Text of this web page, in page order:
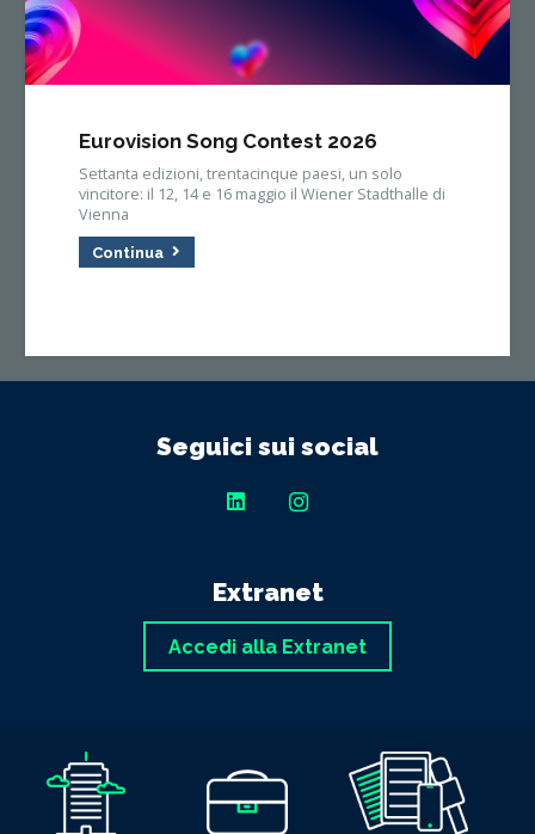
Eurovision Song Contest 2026
Settanta edizioni, trentacinque paesi, un solo
vincitore: il 12, 14 e 16 maggio il Wiener Stadthalle di
Vienna
Continua
Seguici sui social
Extranet
Accedi alla Extranet